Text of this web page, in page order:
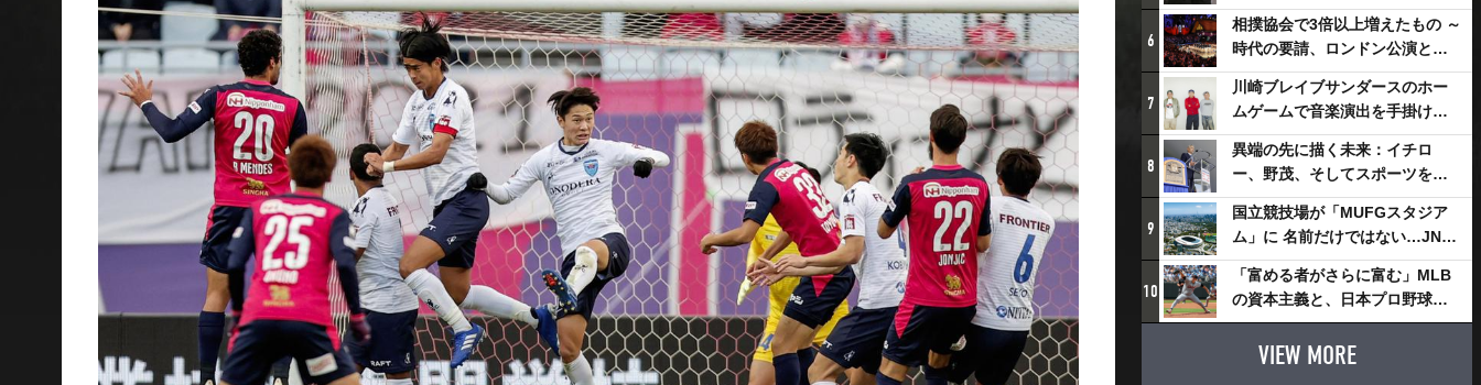
る～
6
相撲協会で3倍以上増えたもの ～
時代の要請、ロンドン公演と古
式大相撲
7
川崎ブレイブサンダースのホー
ムゲームで音楽演出を手掛ける
スチャダラパーが川崎新！アリ
ーナシティ・プロジェクトを語
る 「楽しみでしかないでしょ。
川崎は、ずっと成長曲線だか
ら」
8
異端の先に描く未来：イチロ
ー、野茂、そしてスポーツを支
える科学界の挑戦
9
国立競技場が「MUFGスタジア
ム」に 名前だけではない…JNSE
とMUFGが“共創”し描く地域活
性化・社会価値創造の近未来図
とは
10
「富める者がさらに富む」MLB
の資本主義と、日本プロ野球が
踏み出せない一歩
VIEW MORE